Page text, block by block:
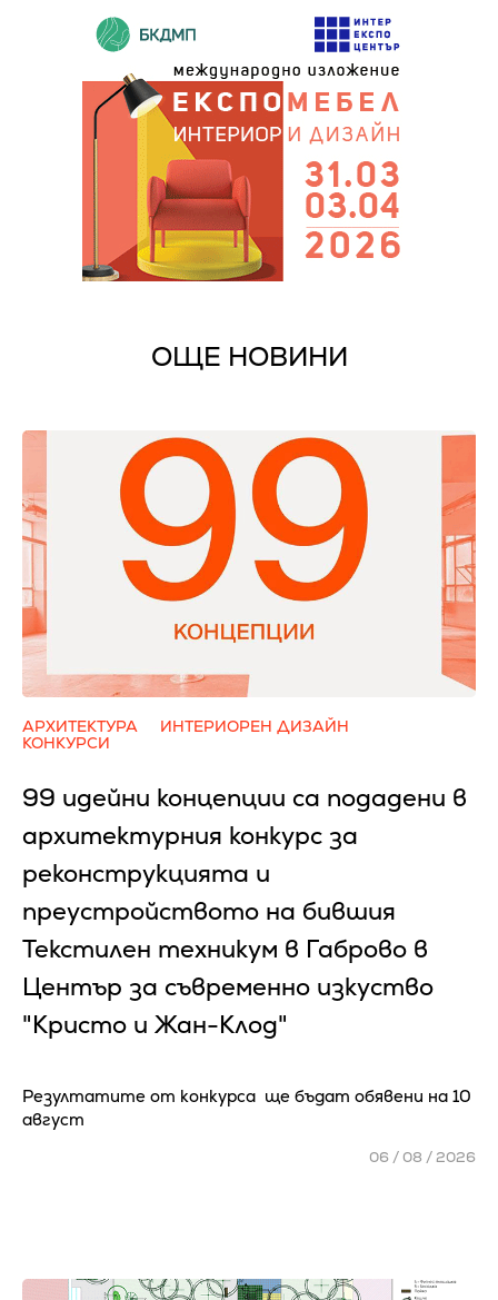
ОЩЕ НОВИНИ
АРХИТЕКТУРА
ИНТЕРИОРЕН ДИЗАЙН
КОНКУРСИ
99 идейни концепции са подадени в
архитектурния конкурс за
реконструкцията и
преустройството на бившия
Текстилен техникум в Габрово в
Център за съвременно изкуство
"Кристо и Жан-Клод"
Резултатите от конкурса ще бъдат обявени на 10
август
06 / 08 / 2026